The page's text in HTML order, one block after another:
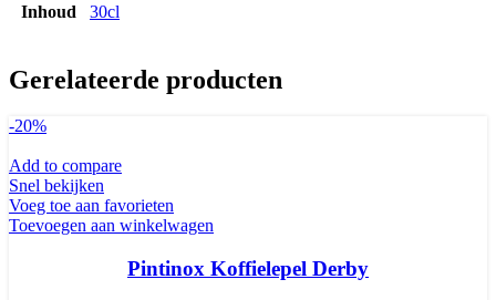
Inhoud 30cl
Gerelateerde producten
-20%
Add to compare
Snel bekijken
Voeg toe aan favorieten
Toevoegen aan winkelwagen
Pintinox Koffielepel Derby